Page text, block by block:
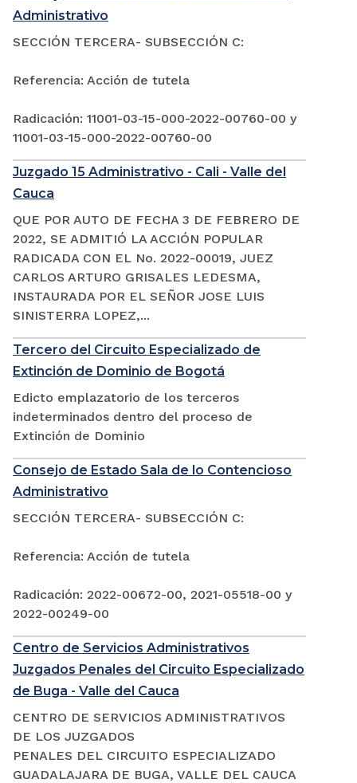
Administrativo
SECCIÓN TERCERA- SUBSECCIÓN C:
Referencia: Acción de tutela
Radicación: 11001-03-15-000-2022-00760-00 y
11001-03-15-000-2022-00760-00
Juzgado 15 Administrativo - Cali - Valle del
Cauca
QUE POR AUTO DE FECHA 3 DE FEBRERO DE
2022, SE ADMITIÓ LA ACCIÓN POPULAR
RADICADA CON EL No. 2022-00019, JUEZ
CARLOS ARTURO GRISALES LEDESMA,
INSTAURADA POR EL SEÑOR JOSE LUIS
SINISTERRA LOPEZ,...
Tercero del Circuito Especializado de
Extinción de Dominio de Bogotá
Edicto emplazatorio de los terceros
indeterminados dentro del proceso de
Extinción de Dominio
Consejo de Estado Sala de lo Contencioso
Administrativo
SECCIÓN TERCERA- SUBSECCIÓN C:
Referencia: Acción de tutela
Radicación: 2022-00672-00, 2021-05518-00 y
2022-00249-00
Centro de Servicios Administrativos
Juzgados Penales del Circuito Especializado
de Buga - Valle del Cauca
CENTRO DE SERVICIOS ADMINISTRATIVOS
DE LOS JUZGADOS
PENALES DEL CIRCUITO ESPECIALIZADO
GUADALAJARA DE BUGA, VALLE DEL CAUCA